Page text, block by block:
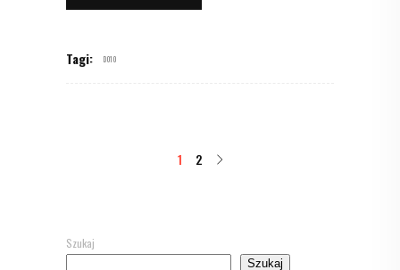
Tagi: D010
1 2
Szukaj
Szukaj